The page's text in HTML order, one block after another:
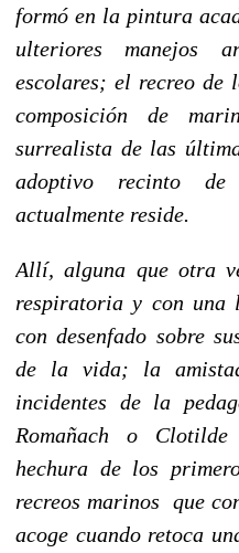
formó en la pintura
ulteriores manejos
escolares; el recreo de
composición de
surrealista de las
adoptivo recinto de
actualmente reside.
Allí, alguna que otra
respiratoria y con una
con desenfado sobre
de la vida; la
incidentes de la
Romañach o
hechura de los
recreos marinos que
acoge cuando retoca